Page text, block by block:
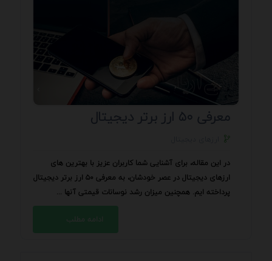
معرفی ۵۰ ارز برتر دیجیتال
در این مقاله، برای آشنایی شما کاربران عزیز با بهترین های
ارزهای دیجیتال در عصر خودشان، به معرفی ۵۰ ارز برتر دیجیتال
پرداخته ایم. همچنین میزان رشد نوسانات قیمتی آنها ...
ادامه مطلب